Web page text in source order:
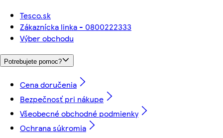
Tesco.sk
Zákaznícka linka - 0800222333
Výber obchodu
Potrebujete pomoc?
Cena doručenia
Bezpečnosť pri nákupe
Všeobecné obchodné podmienky
Ochrana súkromia